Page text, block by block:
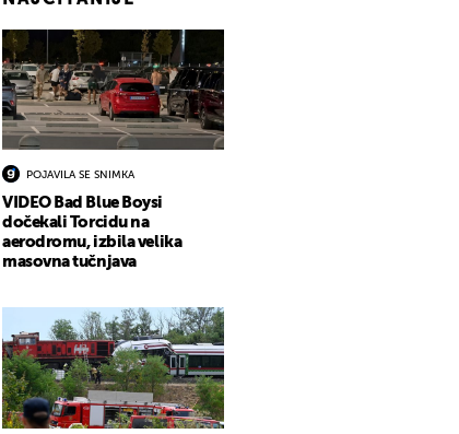
POJAVILA SE SNIMKA
VIDEO Bad Blue Boysi
dočekali Torcidu na
aerodromu, izbila velika
masovna tučnjava